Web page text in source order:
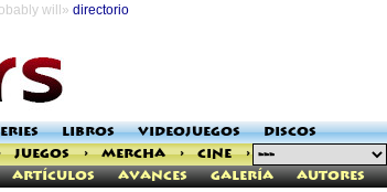
will» directorio
LIBROS VIDEOJUEGOS
DISCOS
JUEGOS > MERCHA > CINE >
Artículos Avances Galería Autores